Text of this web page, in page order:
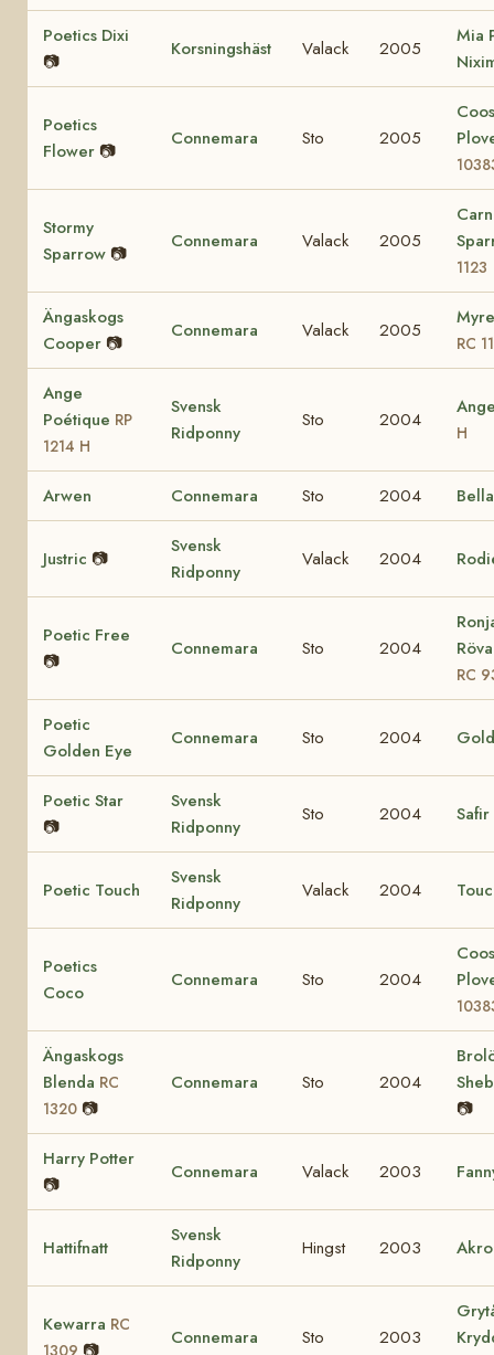
Poetics Dixi
📷
Korsningshäst Valack 2005
Mia
Poetics
Flower 📷
Connemara Sto 2005
Stormy
Sparrow 📷
Connemara Valack 2005
1123
Ängaskogs
Cooper 📷
Connemara Valack 2005
RC
Ange
Poétique RP
1214 H
Svensk
Ridponny
Sto 2004
H
Arwen Connemara Sto 2004
Justric 📷
Svensk
Ridponny
Valack 2004
Poetic Free
📷
Connemara Sto 2004
RC
Poetic
Golden Eye
Connemara Sto 2004
Poetic Star
📷
Svensk
Ridponny
Sto 2004 Safir
Poetic Touch
Svensk
Ridponny
Valack 2004
Poetics
Coco
Connemara Sto 2004
Ängaskogs
Blenda RC
1320 📷
Connemara Sto 2004
📷
Harry Potter
📷
Connemara Valack 2003
Hattifnatt
Svensk
Ridponny
Hingst 2003
Kewarra RC
Connemara Sto 2003